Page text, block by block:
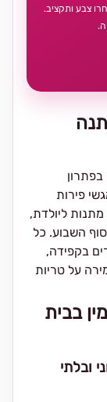
בפתרון
פירות
מתנות ליולדת,
השבוע. כל
בקפידה,
על טריות
בבית
ובלתי
צבע ותקציב.